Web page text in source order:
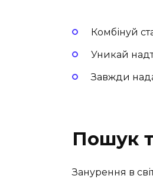
Комбінуй
Уникай
Завжди
Пошук
Занурення в